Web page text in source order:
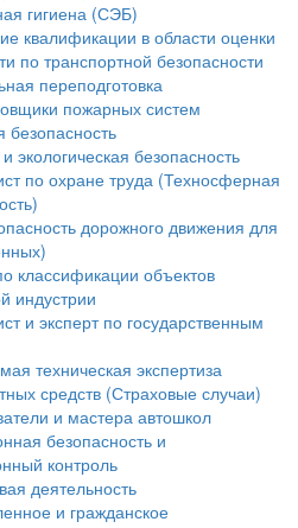
гигиена (СЭБ)
квалификации в области оценки
по транспортной безопасности
переподготовка
пожарных систем
безопасность
экологическая безопасность
по охране труда (Техносферная
дорожного движения для
классификации объектов
индустрии
и эксперт по государственным
техническая экспертиза
средств (Страховые случаи)
и мастера автошкол
безопасность и
контроль
деятельность
и гражданское